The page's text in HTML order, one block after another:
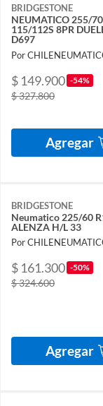
BRIDGESTONE
NEUMATICO 255/
115/112S 8PR
D697
Por
$ 149.900 -54%
$ 327.800
Agregar
BRIDGESTONE
Neumatico 225/60
ALENZA H/L 33
Por
$ 161.300 -50%
$ 324.600
Agregar